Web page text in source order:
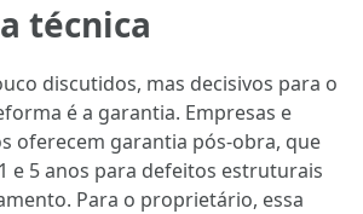
técnica
discutidos, mas decisivos para o
é a garantia. Empresas e
oferecem garantia pós-obra, que
e 5 anos para defeitos estruturais
Para o proprietário, essa